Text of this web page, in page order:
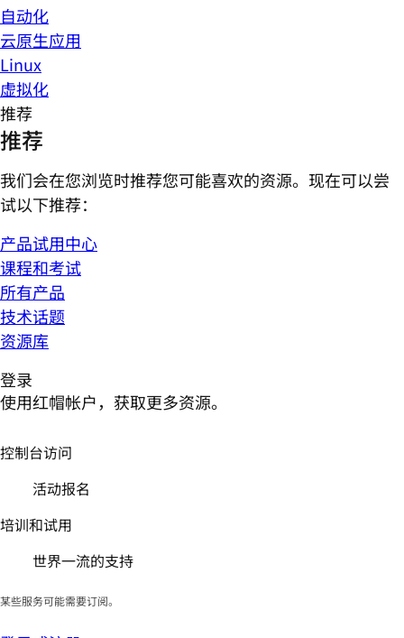
自动化
云原生应用
Linux
虚拟化
推荐
推荐
我们会在您浏览时推荐您可能喜欢的资源。现在可以尝
试以下推荐：
产品试用中心
课程和考试
所有产品
技术话题
资源库
登录
使用红帽帐户，获取更多资源。
控制台访问
活动报名
培训和试用
世界一流的支持
某些服务可能需要订阅。